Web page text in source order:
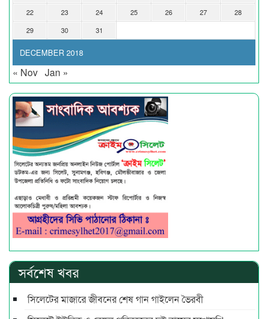
DECEMBER 2018
22
23 24 25 26 27
28
29
30 31
« Nov Jan »
সর্বশেষ খবর
সিলেটের মাজারে জীবনের শেষ গান গাইলেন ভৈরবী